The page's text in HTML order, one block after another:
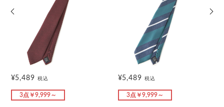
¥5,489税込
3点￥9,999～
¥5,489税込
3点￥9,999～
前の画像